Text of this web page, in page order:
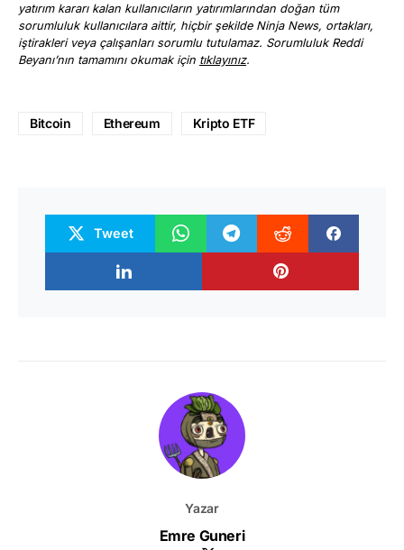
yatırım kararı kalan kullanıcıların yatırımlarından doğan tüm
sorumluluk kullanıcılara aittir, hiçbir şekilde Ninja News, ortakları,
iştirakleri veya çalışanları sorumlu tutulamaz. Sorumluluk Reddi
Beyanı’nın tamamını okumak için tıklayınız.
Bitcoin Ethereum Kripto ETF
Tweet
Yazar
Emre Guneri